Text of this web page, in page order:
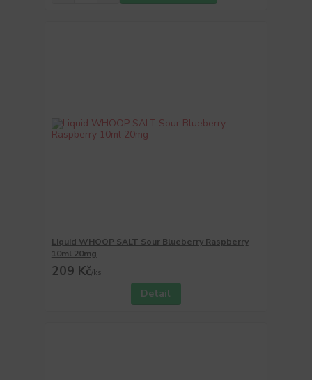
Liquid WHOOP SALT Sour Blueberry Raspberry
10ml 20mg
209 Kč/ks
Detail